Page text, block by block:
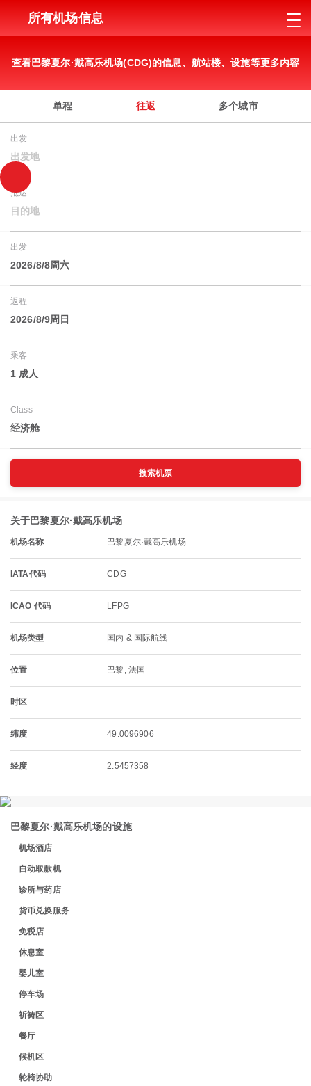
所有机场信息
查看巴黎夏尔·戴高乐机场(CDG)的信息、航站楼、设施等更多内容
单程 往返 多个城市
出发
出发地
抵达
目的地
出发
2026/8/8周六
返程
2026/8/9周日
乘客
1 成人
Class
经济舱
搜索机票
关于巴黎夏尔·戴高乐机场
机场名称 巴黎夏尔·戴高乐机场
IATA代码 CDG
ICAO 代码 LFPG
机场类型 国内 & 国际航线
位置 巴黎, 法国
时区
纬度 49.0096906
经度 2.5457358
巴黎夏尔·戴高乐机场的设施
机场酒店
自动取款机
诊所与药店
货币兑换服务
免税店
休息室
婴儿室
停车场
祈祷区
餐厅
候机区
轮椅协助